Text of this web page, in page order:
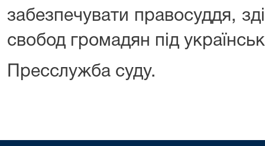
забезпечувати правосуддя,
свобод громадян під
Пресслужба суду.